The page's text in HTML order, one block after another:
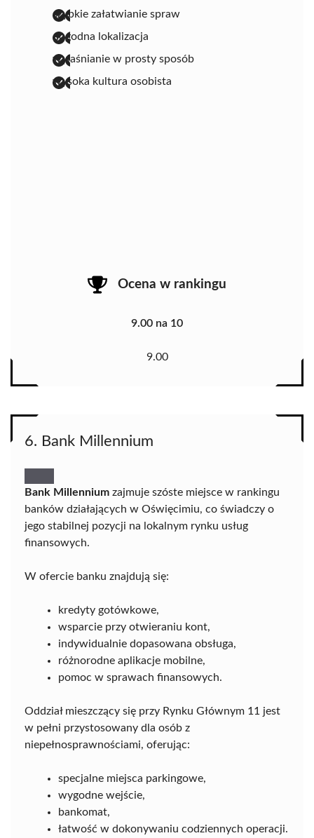
szybkie załatwianie spraw
dogodna lokalizacja
wyjaśnianie w prosty sposób
wysoka kultura osobista
Ocena w rankingu
9.00 na 10
9.00
6. Bank Millennium
Bank Millennium zajmuje szóste miejsce w rankingu
banków działających w Oświęcimiu, co świadczy o
jego stabilnej pozycji na lokalnym rynku usług
finansowych.
W ofercie banku znajdują się:
kredyty gotówkowe,
wsparcie przy otwieraniu kont,
indywidualnie dopasowana obsługa,
różnorodne aplikacje mobilne,
pomoc w sprawach finansowych.
Oddział mieszczący się przy Rynku Głównym 11 jest
w pełni przystosowany dla osób z
niepełnosprawnościami, oferując:
specjalne miejsca parkingowe,
wygodne wejście,
bankomat,
łatwość w dokonywaniu codziennych operacji.